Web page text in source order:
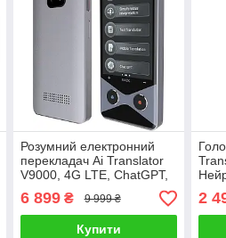
Розумний електронний
перекладач Ai Translator
V9000, 4G LTE, ChatGPT,
Нейронний переклад 137
мов + 16 офлайн, 1750
мАг
6 899₴ 9 999 ₴
Купити
2